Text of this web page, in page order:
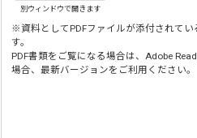
別ウィンドウで開きます
※資料としてPDFファイルが添付されて
す。
PDF書類をご覧になる場合は、Adobe
場合、最新バージョンをご利用ください。